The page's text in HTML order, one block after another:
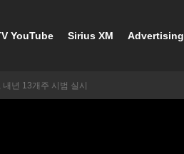
YouTube Sirius XM Advertising
년 13개주 시범 실시